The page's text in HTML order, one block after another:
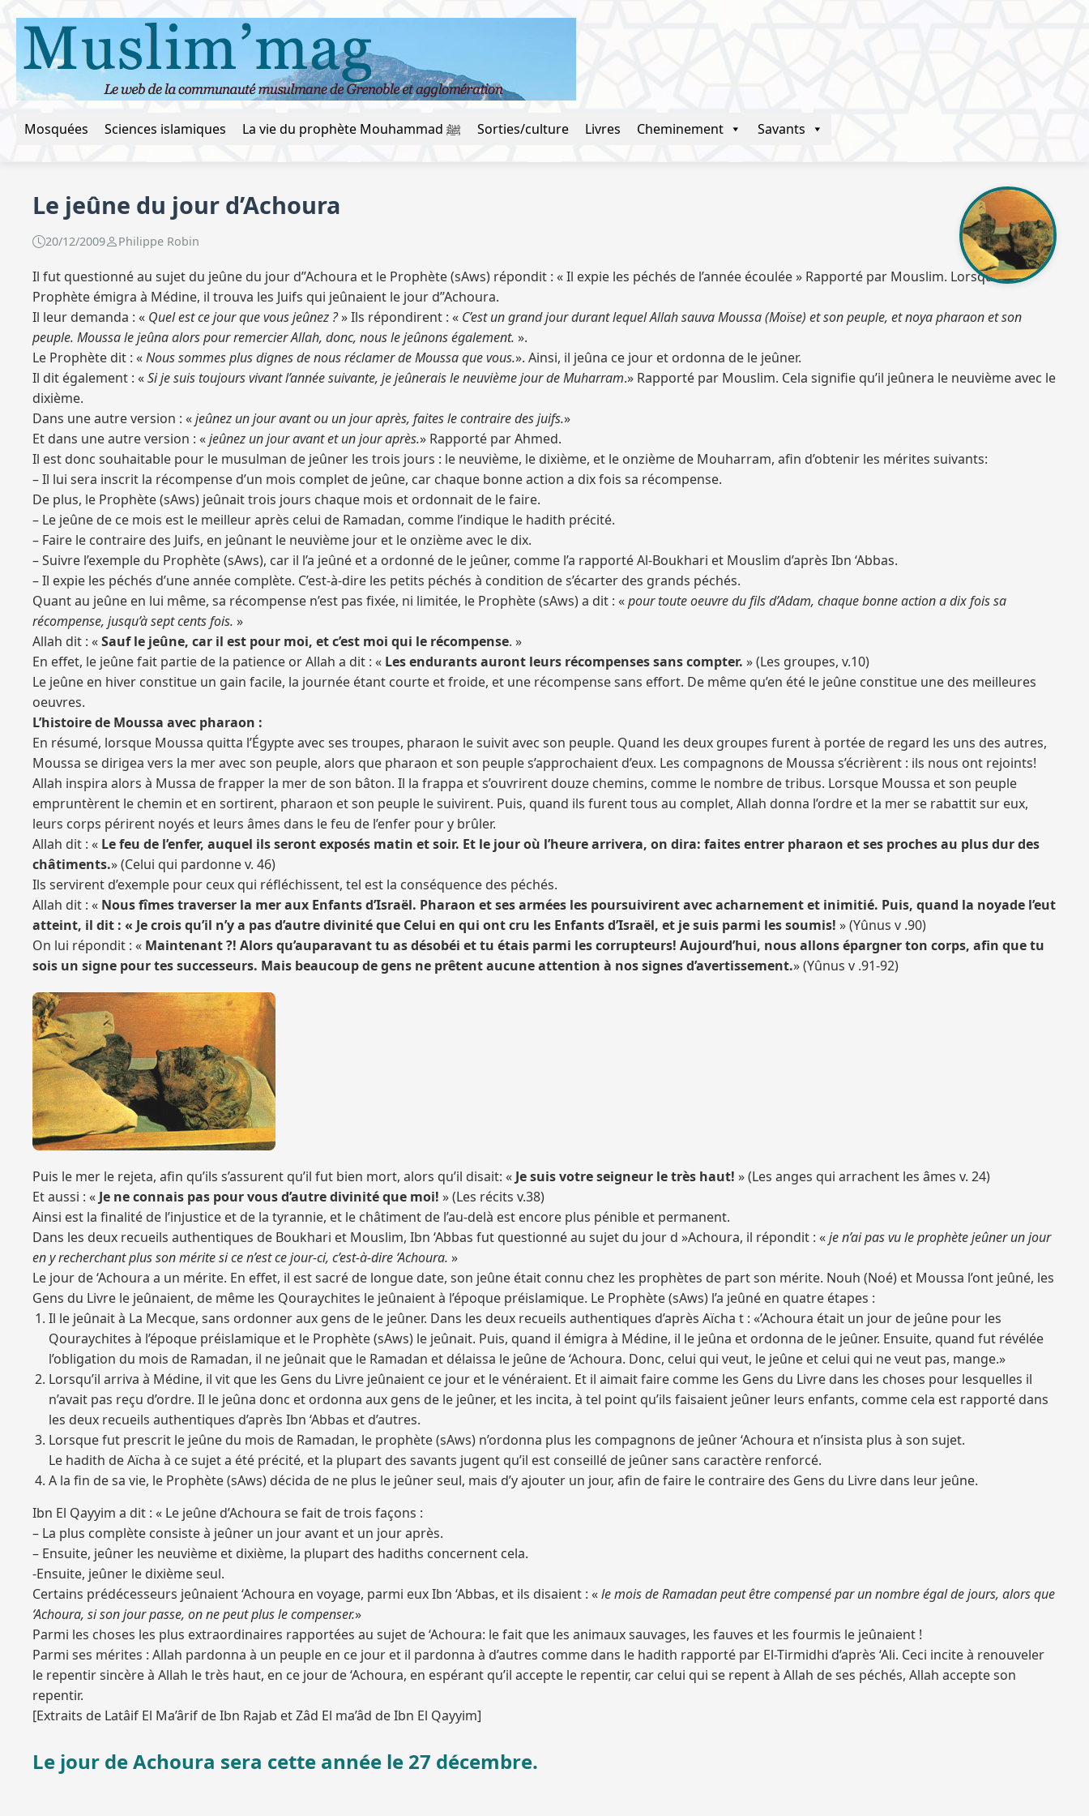
Mosquées Sciences islamiques La vie du prophète Mouhammad ﷺ Sorties/culture Livres Cheminement Savants
Le jeûne du jour d’Achoura
20/12/2009 Philippe Robin
Il fut questionné au sujet du jeûne du jour d’’Achoura et le Prophète (sAws) répondit : « Il expie les péchés de l’année écoulée » Rapporté par Mouslim. Lorsque le
Prophète émigra à Médine, il trouva les Juifs qui jeûnaient le jour d’’Achoura.
Il leur demanda : « Quel est ce jour que vous jeûnez ?» Ils répondirent : « C’est un grand jour durant lequel Allah sauva Moussa (Moïse) et son peuple, et noya pharaon et son
peuple. Moussa le jeûna alors pour remercier Allah, donc, nous le jeûnons également. ».
Le Prophète dit : «Nous sommes plus dignes de nous réclamer de Moussa que vous.». Ainsi, il jeûna ce jour et ordonna de le jeûner.
Il dit également : «Si je suis toujours vivant l’année suivante, je jeûnerais le neuvième jour de Muharram.» Rapporté par Mouslim. Cela signifie qu’il jeûnera le neuvième avec le
dixième.
Dans une autre version : «jeûnez un jour avant ou un jour après, faites le contraire des juifs.»
Et dans une autre version : «jeûnez un jour avant et un jour après.» Rapporté par Ahmed.
Il est donc souhaitable pour le musulman de jeûner les trois jours : le neuvième, le dixième, et le onzième de Mouharram, afin d’obtenir les mérites suivants:
– Il lui sera inscrit la récompense d’un mois complet de jeûne, car chaque bonne action a dix fois sa récompense.
De plus, le Prophète (sAws) jeûnait trois jours chaque mois et ordonnait de le faire.
– Le jeûne de ce mois est le meilleur après celui de Ramadan, comme l’indique le hadith précité.
– Faire le contraire des Juifs, en jeûnant le neuvième jour et le onzième avec le dix.
– Suivre l’exemple du Prophète (sAws), car il l’a jeûné et a ordonné de le jeûner, comme l’a rapporté Al-Boukhari et Mouslim d’après Ibn ‘Abbas.
– Il expie les péchés d’une année complète. C’est-à-dire les petits péchés à condition de s’écarter des grands péchés.
Quant au jeûne en lui même, sa récompense n’est pas fixée, ni limitée, le Prophète (sAws) a dit : «pour toute oeuvre du fils d’Adam, chaque bonne action a dix fois sa
récompense, jusqu’à sept cents fois. »
Allah dit : «Sauf le jeûne, car il est pour moi, et c’est moi qui le récompense. »
En effet, le jeûne fait partie de la patience or Allah a dit : « Les endurants auront leurs récompenses sans compter. » (Les groupes, v.10)
Le jeûne en hiver constitue un gain facile, la journée étant courte et froide, et une récompense sans effort. De même qu’en été le jeûne constitue une des meilleures
oeuvres.
L’histoire de Moussa avec pharaon :
En résumé, lorsque Moussa quitta l’Égypte avec ses troupes, pharaon le suivit avec son peuple. Quand les deux groupes furent à portée de regard les uns des autres,
Moussa se dirigea vers la mer avec son peuple, alors que pharaon et son peuple s’approchaient d’eux. Les compagnons de Moussa s’écrièrent : ils nous ont rejoints!
Allah inspira alors à Mussa de frapper la mer de son bâton. Il la frappa et s’ouvrirent douze chemins, comme le nombre de tribus. Lorsque Moussa et son peuple
empruntèrent le chemin et en sortirent, pharaon et son peuple le suivirent. Puis, quand ils furent tous au complet, Allah donna l’ordre et la mer se rabattit sur eux,
leurs corps périrent noyés et leurs âmes dans le feu de l’enfer pour y brûler.
Allah dit : « Le feu de l’enfer, auquel ils seront exposés matin et soir. Et le jour où l’heure arrivera, on dira: faites entrer pharaon et ses proches au plus dur des
châtiments.» (Celui qui pardonne v. 46)
Ils servirent d’exemple pour ceux qui réfléchissent, tel est la conséquence des péchés.
Allah dit : « Nous fîmes traverser la mer aux Enfants d’Israël. Pharaon et ses armées les poursuivirent avec acharnement et inimitié. Puis, quand la noyade l’eut
atteint, il dit : « Je crois qu’il n’y a pas d’autre divinité que Celui en qui ont cru les Enfants d’Israël, et je suis parmi les soumis! » (Yûnus v .90)
On lui répondit : « Maintenant ?! Alors qu’auparavant tu as désobéi et tu étais parmi les corrupteurs! Aujourd’hui, nous allons épargner ton corps, afin que tu
sois un signe pour tes successeurs. Mais beaucoup de gens ne prêtent aucune attention à nos signes d’avertissement.» (Yûnus v .91-92)
Puis le mer le rejeta, afin qu’ils s’assurent qu’il fut bien mort, alors qu’il disait: « Je suis votre seigneur le très haut! » (Les anges qui arrachent les âmes v. 24)
Et aussi : « Je ne connais pas pour vous d’autre divinité que moi! » (Les récits v.38)
Ainsi est la finalité de l’injustice et de la tyrannie, et le châtiment de l’au-delà est encore plus pénible et permanent.
Dans les deux recueils authentiques de Boukhari et Mouslim, Ibn ‘Abbas fut questionné au sujet du jour d »Achoura, il répondit : «je n’ai pas vu le prophète jeûner un jour
en y recherchant plus son mérite si ce n’est ce jour-ci, c’est-à-dire ‘Achoura. »
Le jour de ‘Achoura a un mérite. En effet, il est sacré de longue date, son jeûne était connu chez les prophètes de part son mérite. Nouh (Noé) et Moussa l’ont jeûné, les
Gens du Livre le jeûnaient, de même les Qouraychites le jeûnaient à l’époque préislamique. Le Prophète (sAws) l’a jeûné en quatre étapes :
Il le jeûnait à La Mecque, sans ordonner aux gens de le jeûner. Dans les deux recueils authentiques d’après Aïcha t : «’Achoura était un jour de jeûne pour les
Qouraychites à l’époque préislamique et le Prophète (sAws) le jeûnait. Puis, quand il émigra à Médine, il le jeûna et ordonna de le jeûner. Ensuite, quand fut révélée
l’obligation du mois de Ramadan, il ne jeûnait que le Ramadan et délaissa le jeûne de ‘Achoura. Donc, celui qui veut, le jeûne et celui qui ne veut pas, mange.»
Lorsqu’il arriva à Médine, il vit que les Gens du Livre jeûnaient ce jour et le vénéraient. Et il aimait faire comme les Gens du Livre dans les choses pour lesquelles il
n’avait pas reçu d’ordre. Il le jeûna donc et ordonna aux gens de le jeûner, et les incita, à tel point qu’ils faisaient jeûner leurs enfants, comme cela est rapporté dans
les deux recueils authentiques d’après Ibn ‘Abbas et d’autres.
Lorsque fut prescrit le jeûne du mois de Ramadan, le prophète (sAws) n’ordonna plus les compagnons de jeûner ‘Achoura et n’insista plus à son sujet.
Le hadith de Aïcha à ce sujet a été précité, et la plupart des savants jugent qu’il est conseillé de jeûner sans caractère renforcé.
A la fin de sa vie, le Prophète (sAws) décida de ne plus le jeûner seul, mais d’y ajouter un jour, afin de faire le contraire des Gens du Livre dans leur jeûne.
Ibn El Qayyim a dit : « Le jeûne d’Achoura se fait de trois façons :
– La plus complète consiste à jeûner un jour avant et un jour après.
– Ensuite, jeûner les neuvième et dixième, la plupart des hadiths concernent cela.
-Ensuite, jeûner le dixième seul.
Certains prédécesseurs jeûnaient ‘Achoura en voyage, parmi eux Ibn ‘Abbas, et ils disaient : «le mois de Ramadan peut être compensé par un nombre égal de jours, alors que
‘Achoura, si son jour passe, on ne peut plus le compenser.»
Parmi les choses les plus extraordinaires rapportées au sujet de ‘Achoura: le fait que les animaux sauvages, les fauves et les fourmis le jeûnaient !
Parmi ses mérites : Allah pardonna à un peuple en ce jour et il pardonna à d’autres comme dans le hadith rapporté par El-Tirmidhi d’après ‘Ali. Ceci incite à renouveler
le repentir sincère à Allah le très haut, en ce jour de ‘Achoura, en espérant qu’il accepte le repentir, car celui qui se repent à Allah de ses péchés, Allah accepte son
repentir.
[Extraits de Latâif El Ma’ârif de Ibn Rajab et Zâd El ma’âd de Ibn El Qayyim]
Le jour de Achoura sera cette année le 27 décembre.